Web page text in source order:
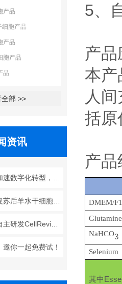
产品
细胞产品
产品
胞产品
品
部 >>
资讯
邀你一起免费试！
5、
产品
本产
人
括原
产品
DMEM/
Glutamine
NaHCO3
Selenium
其中